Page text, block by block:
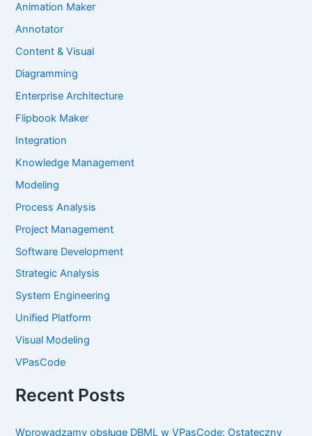
Animation Maker
Annotator
Content & Visual
Diagramming
Enterprise Architecture
Flipbook Maker
Integration
Knowledge Management
Modeling
Process Analysis
Project Management
Software Development
Strategic Analysis
System Engineering
Unified Platform
Visual Modeling
VPasCode
Recent Posts
Wprowadzamy obsługę DBML w VPasCode: Ostateczny